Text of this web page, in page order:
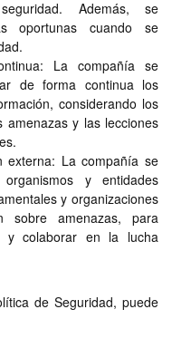
Además, se
oportunas cuando se
La compañía se
de forma continua los
considerando los
amenazas y las lecciones
externa: La compañía se
y entidades
y organizaciones
sobre amenazas, para
y colaborar en la lucha
de Seguridad, puede